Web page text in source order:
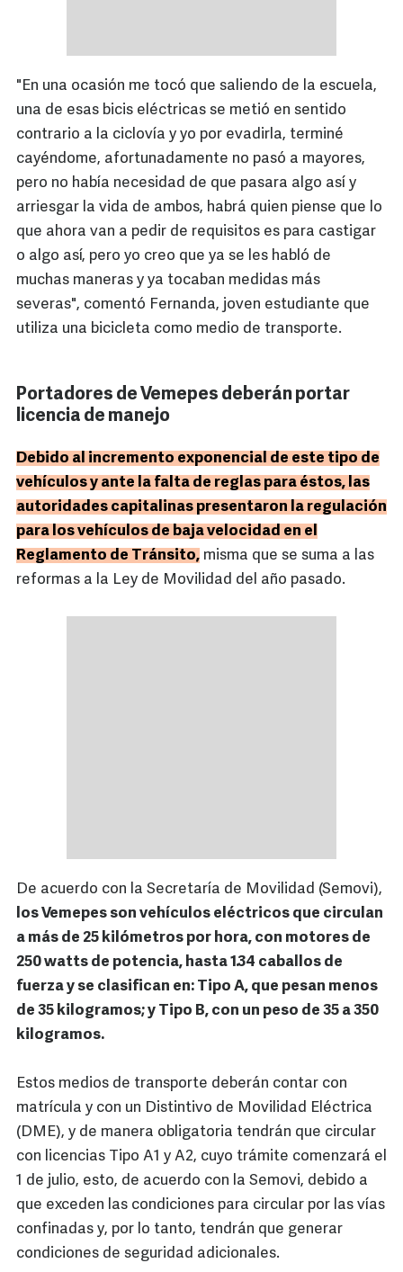
"En una ocasión me tocó que saliendo de la escuela,
una de esas bicis eléctricas se metió en sentido
contrario a la ciclovía y yo por evadirla, terminé
cayéndome, afortunadamente no pasó a mayores,
pero no había necesidad de que pasara algo así y
arriesgar la vida de ambos, habrá quien piense que lo
que ahora van a pedir de requisitos es para castigar
o algo así, pero yo creo que ya se les habló de
muchas maneras y ya tocaban medidas más
severas", comentó Fernanda, joven estudiante que
utiliza una bicicleta como medio de transporte.
Portadores de Vemepes deberán portar
licencia de manejo
Debido al incremento exponencial de este tipo de
vehículos y ante la falta de reglas para éstos, las
autoridades capitalinas presentaron la regulación
para los vehículos de baja velocidad en el
Reglamento de Tránsito, misma que se suma a las
reformas a la Ley de Movilidad del año pasado.
De acuerdo con la Secretaría de Movilidad (Semovi),
los Vemepes son vehículos eléctricos que circulan
a más de 25 kilómetros por hora, con motores de
250 watts de potencia, hasta 1.34 caballos de
fuerza y se clasifican en: Tipo A, que pesan menos
de 35 kilogramos; y Tipo B, con un peso de 35 a 350
kilogramos.
Estos medios de transporte deberán contar con
matrícula y con un Distintivo de Movilidad Eléctrica
(DME), y de manera obligatoria tendrán que circular
con licencias Tipo A1 y A2, cuyo trámite comenzará el
1 de julio, esto, de acuerdo con la Semovi, debido a
que exceden las condiciones para circular por las vías
confinadas y, por lo tanto, tendrán que generar
condiciones de seguridad adicionales.